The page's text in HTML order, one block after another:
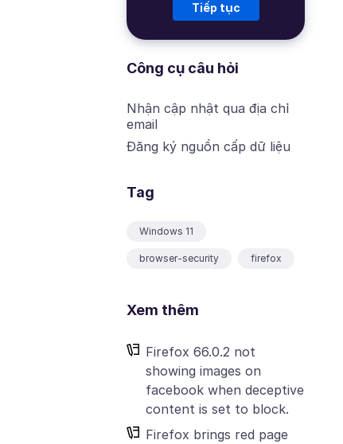
Tiếp tục
Công cụ câu hỏi
Nhận cập nhật qua địa chỉ
email
Đăng ký nguồn cấp dữ liệu
Tag
Windows 11
browser-security firefox
Xem thêm
Firefox 66.0.2 not
showing images on
facebook when deceptive
content is set to block.
Firefox brings red page